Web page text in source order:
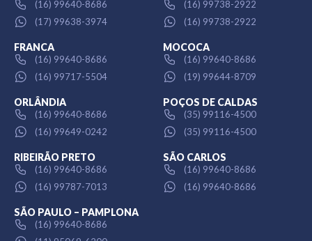
(16) 99640-8686
(17) 99638-3974
(16) 99738-2922
(16) 99738-2922
FRANCA
(16) 99640-8686
(16) 99717-5504
MOCOCA
(16) 99640-8686
(19) 99644-8709
ORLÂNDIA
(16) 99640-8686
(16) 99649-0242
POÇOS DE CALDAS
(35) 99116-4500
(35) 99116-4500
RIBEIRÃO PRETO
(16) 99640-8686
(16) 99787-7013
SÃO CARLOS
(16) 99640-8686
(16) 99640-8686
SÃO PAULO – PAMPLONA
(16) 99640-8686